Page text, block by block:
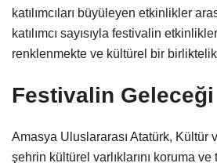
katılımcıları büyüleyen etkinlikler
katılımcı sayısıyla festivalin
renklenmekte ve kültürel bir birliktelik
Festivalin Geleceği
Amasya Uluslararası Atatürk, Kültür
şehrin kültürel varlıklarını koruma ve